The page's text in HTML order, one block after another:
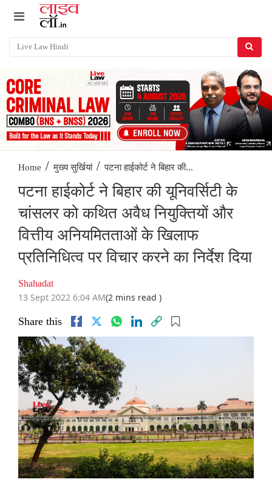
Home / मुख्य सुर्खियां / पटना हाईकोर्ट ने बिहार की...
पटना हाईकोर्ट ने बिहार की यूनिवर्सिटी के
चांसलर को कथित अवैध नियुक्तियों और
वित्तीय अनियमितताओं के खिलाफ
प्रतिनिधित्व पर विचार करने का निर्देश दिया
Shahadat
13 Sept 2022 6:04 AM(2 mins read )
Share this